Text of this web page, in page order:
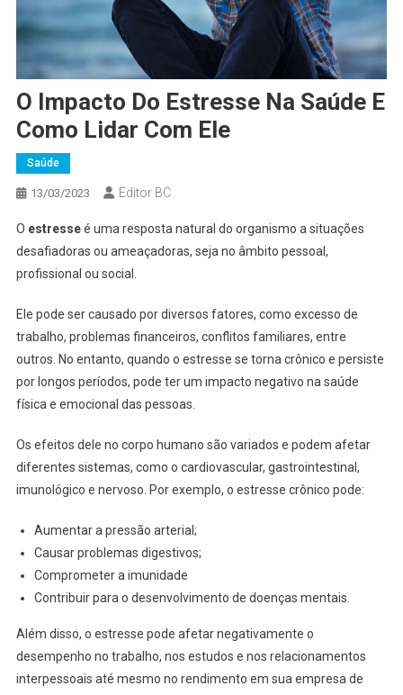
O Impacto Do Estresse Na Saúde E
Como Lidar Com Ele
Saúde
13/03/2023 Editor BC
O estresseé uma resposta natural do organismo a situações
desafiadoras ou ameaçadoras, seja no âmbito pessoal,
profissional ou social.
Ele pode ser causado por diversos fatores, como excesso de
trabalho, problemas financeiros, conflitos familiares, entre
outros. No entanto, quando o estresse se torna crônico e persiste
por longos períodos, pode ter um impacto negativo na saúde
física e emocional das pessoas.
Os efeitos dele no corpo humano são variados e podem afetar
diferentes sistemas, como o cardiovascular, gastrointestinal,
imunológico e nervoso. Por exemplo, o estresse crônico pode:
Aumentar a pressão arterial;
Causar problemas digestivos;
Comprometer a imunidade
Contribuir para o desenvolvimento de doenças mentais.
Além disso, o estresse pode afetar negativamente o
desempenho no trabalho, nos estudos e nos relacionamentos
interpessoais até mesmo no rendimento em sua empresa de